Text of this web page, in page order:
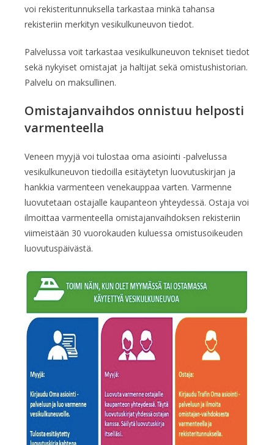
voi rekisteritunnuksella tarkastaa minkä tahansa
rekisteriin merkityn vesikulkuneuvon tiedot.
Palvelussa voit tarkastaa vesikulkuneuvon tekniset tiedot
sekä nykyiset omistajat ja haltijat sekä omistushistorian.
Palvelu on maksullinen.
Omistajanvaihdos onnistuu helposti
varmenteella
Veneen myyjä voi tulostaa oma asiointi -palvelussa
vesikulkuneuvon tiedoilla esitäytetyn luovutuskirjan ja
hankkia varmenteen venekauppaa varten. Varmenne
luovutetaan ostajalle kaupanteon yhteydessä. Ostaja voi
ilmoittaa varmenteella omistajanvaihdoksen rekisteriin
viimeistään 30 vuorokauden kuluessa omistusoikeuden
luovutuspäivästä.